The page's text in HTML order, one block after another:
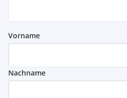
Vorname
Nachname